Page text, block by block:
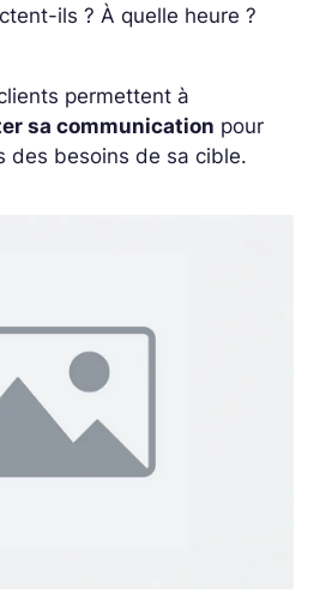
ils ? À quelle heure ?
permettent à
sa communication pour
des besoins de sa cible.